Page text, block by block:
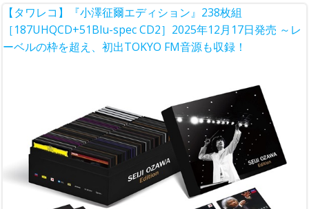
【タワレコ】『小澤征爾エディション』238枚組
［187UHQCD+51Blu-spec CD2］2025年12月17日発売 ～レ
ーベルの枠を超え、初出TOKYO FM音源も収録！